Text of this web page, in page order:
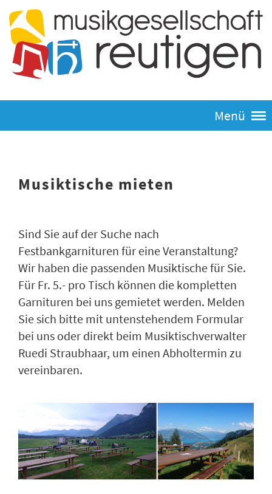
Menü
Musiktische mieten
Sind Sie auf der Suche nach
Festbankgarnituren für eine Veranstaltung?
Wir haben die passenden Musiktische für Sie.
Für Fr. 5.- pro Tisch können die kompletten
Garnituren bei uns gemietet werden. Melden
Sie sich bitte mit untenstehendem Formular
bei uns oder direkt beim Musiktischverwalter
Ruedi Straubhaar, um einen Abholtermin zu
vereinbaren.